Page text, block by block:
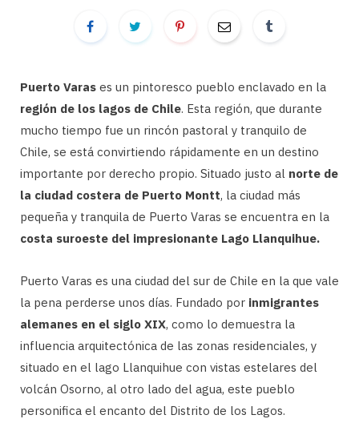
Puerto Varas es un pintoresco pueblo enclavado en la
región de los lagos de Chile. Esta región, que durante
mucho tiempo fue un rincón pastoral y tranquilo de
Chile, se está convirtiendo rápidamente en un destino
importante por derecho propio. Situado justo al norte de
la ciudad costera de Puerto Montt, la ciudad más
pequeña y tranquila de Puerto Varas se encuentra en la
costa suroeste del impresionante Lago Llanquihue.
Puerto Varas es una ciudad del sur de Chile en la que vale
la pena perderse unos días. Fundado por inmigrantes
alemanes en el siglo XIX, como lo demuestra la
influencia arquitectónica de las zonas residenciales, y
situado en el lago Llanquihue con vistas estelares del
volcán Osorno, al otro lado del agua, este pueblo
personifica el encanto del Distrito de los Lagos.